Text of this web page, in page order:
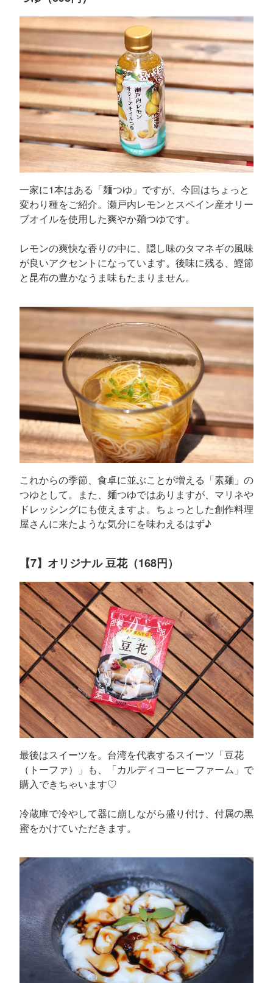
一家に1本はある「麺つゆ」ですが、今回はちょっと
変わり種をご紹介。瀬戸内レモンとスペイン産オリー
ブオイルを使用した爽やか麺つゆです。
レモンの爽快な香りの中に、隠し味のタマネギの風味
が良いアクセントになっています。後味に残る、鰹節
と昆布の豊かなうま味もたまりません。
これからの季節、食卓に並ぶことが増える「素麺」の
つゆとして。また、麺つゆではありますが、マリネや
ドレッシングにも使えますよ。ちょっとした創作料理
屋さんに来たような気分にを味わえるはず♪
【7】オリジナル 豆花（168円）
最後はスイーツを。台湾を代表するスイーツ「豆花
（トーファ）」も、「カルディコーヒーファーム」で
購入できちゃいます♡
冷蔵庫で冷やして器に崩しながら盛り付け、付属の黒
蜜をかけていただきます。